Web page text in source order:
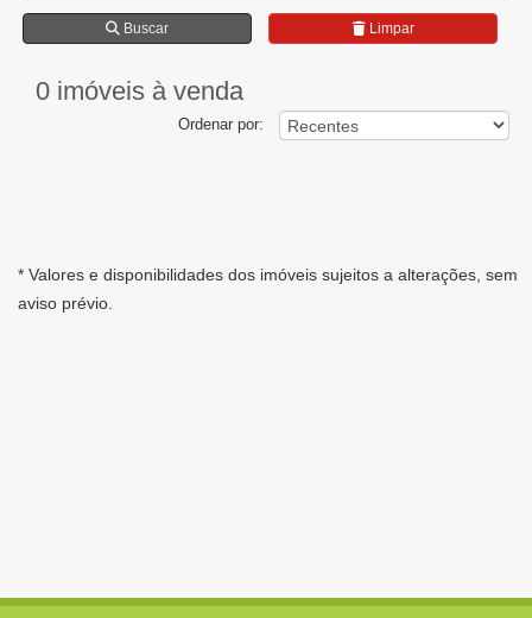
Buscar Limpar
0 imóveis à venda
Ordenar por:
* Valores e disponibilidades dos imóveis sujeitos a alterações, sem
aviso prévio.